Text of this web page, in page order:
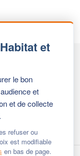
et
le bon
et
et de collecte
refuser ou
est modifiable
en bas de page.